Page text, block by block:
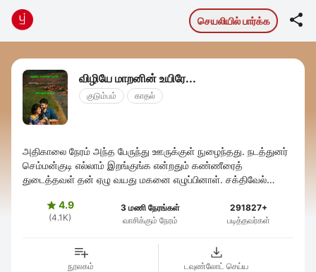
செயலியில் பார்க்க 
விழியே மாறனின் உயிரே...
குடும்பம் காதல்
அதிகாலை நேரம் அந்த பேருந்து ஊருக்குள் நுழைந்தது. நடத்துனர்
செம்மன்குடி எல்லாம் இறங்குங்க என்றதும் கண்ணீரைத்
துடைத்தவள் தன் ஏழு வயது மகனை எழுப்பினாள். சக்திவேல்
4.9
(4.1K)
3 மணி நேரங்கள்
வாசிக்கும் நேரம்
291827+
படித்தவர்கள்
நூலகம் டவுண்லோட் செய்ய